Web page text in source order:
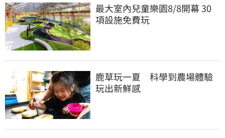
最大室內兒童樂園8/8開幕 30
項設施免費玩
鹿草玩一夏　科學到農場體驗
玩出新鮮感